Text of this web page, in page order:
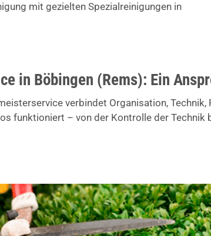
mit gezielten Spezialreinigungen in
in Böbingen (Rems): Ein
verbindet Organisation,
funktioniert – von der Kontrolle der Technik